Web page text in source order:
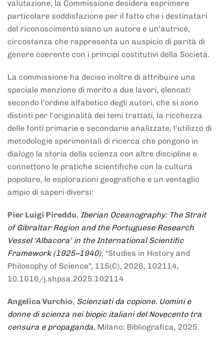
valutazione, la Commissione desidera esprimere
particolare soddisfazione per il fatto che i destinatari
del riconoscimento siano un autore e un'autrice,
circostanza che rappresenta un auspicio di parità di
genere coerente con i principi costitutivi della Società.
La commissione ha deciso inoltre di attribuire una
speciale menzione di merito a due lavori, elencati
secondo l'ordine alfabetico degli autori, che si sono
distinti per l'originalità dei temi trattati, la ricchezza
delle fonti primarie e secondarie analizzate, l'utilizzo di
metodologie sperimentali di ricerca che pongono in
dialogo la storia della scienza con altre discipline e
connettono le pratiche scientifiche con la cultura
popolare, le esplorazioni geografiche e un ventaglio
ampio di saperi diversi:
Pier Luigi Pireddu, Iberian Oceanography: The Strait
of Gibraltar Region and the Portuguese Research
Vessel 'Albacora' in the International Scientific
Framework (1925–1940), "Studies in History and
Philosophy of Science", 115(C), 2026, 102114,
10.1016/j.shpsa.2025.102114
Angelica Vurchio, Scienziati da copione. Uomini e
donne di scienza nei biopic italiani del Novecento tra
censura e propaganda, Milano: Bibliografica, 2025.